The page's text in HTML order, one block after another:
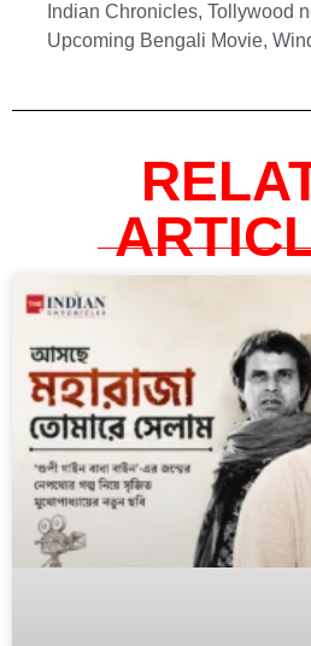
Indian Chronicles, Tollywood
Upcoming Bengali Movie,